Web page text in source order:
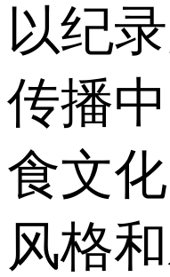
以纪
传播
食文
风格